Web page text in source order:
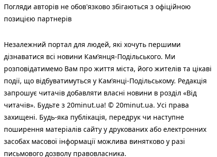
Погляди авторів не обов'язково збігаються з офіційною
позицією партнерів
Незалежний портал для людей, які хочуть першими
дізнаватися всі новини Кам’янця-Подільського. Ми
розповідатимемо Вам про життя міста, його жителів та цікаві
події, що відбуватимуться у Кам’янці-Подільському. Редакція
запрошує читачів добавляти власні новини в розділ «Від
читачів». Будьте з 20minut.ua! © 20minut.ua. Усі права
захищені. Будь-яка публiкацiя, передрук чи наступне
поширення матеріалів сайту у друкованих або електронних
засобах масової інформації можлива винятково у разі
письмового дозволу правовласника.